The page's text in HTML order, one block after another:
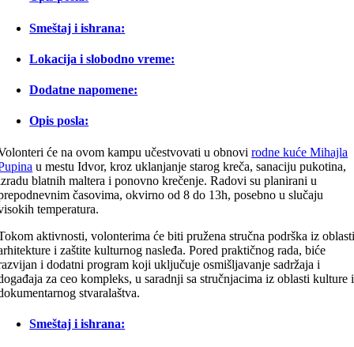
Smeštaj i ishrana:
Lokacija i slobodno vreme:
Dodatne napomene:
Opis posla:
će na ovom kampu učestvovati u obnovirodne kućeMihajla
u mestu Idvor, kroz uklanjanje starog kreča, sanaciju pukotina,
blatnih maltera i ponovno krečenje. Radovi su planirani u
časovima, okvirno od 8 do 13h, posebno u slučaju
temperatura.
aktivnosti, volonterima će biti pružena stručna podrška iz
i zaštite kulturnog nasleđa. Pored praktičnog rada, biće
i dodatni program koji uključuje osmišljavanje sadržaja i
za ceo kompleks, u saradnji sa stručnjacima iz oblasti kulture i
stvaralaštva.
Smeštaj i ishrana: